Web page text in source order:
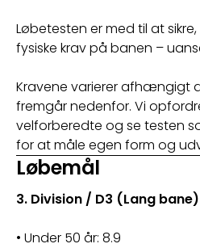
Løbetesten er med til at
fysiske krav på banen –
Kravene varierer afhængigt
fremgår nedenfor. Vi
velforberedte og se testen
for at måle egen form og
Løbemål
3. Division / D3 (Lang bane)
• Under 50 år: 8.9